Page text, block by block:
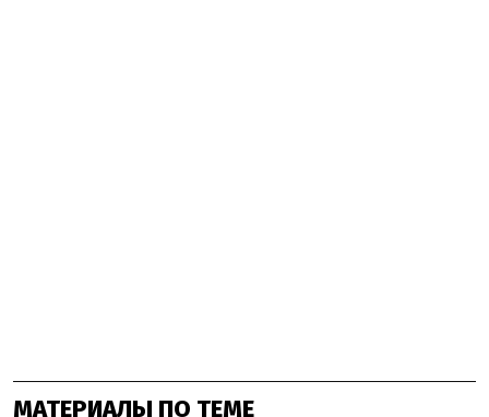
МАТЕРИАЛЫ ПО ТЕМЕ